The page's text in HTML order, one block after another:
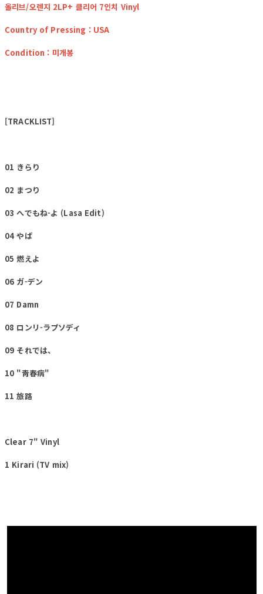
올리브/오렌지 2LP+ 클리어 7인치 Vinyl
Country of Pressing : USA
Condition : 미개봉
[TRACKLIST]
01 きらり
02 まつり
03 へでもね-よ (Lasa Edit)
04 やば
05 燃えよ
06 ガ-デン
07 Damn
08 ロンリ-ラプソディ
09 それでは、
10 "靑春病"
11 旅路
Clear 7" Vinyl
1 Kirari (TV mix)